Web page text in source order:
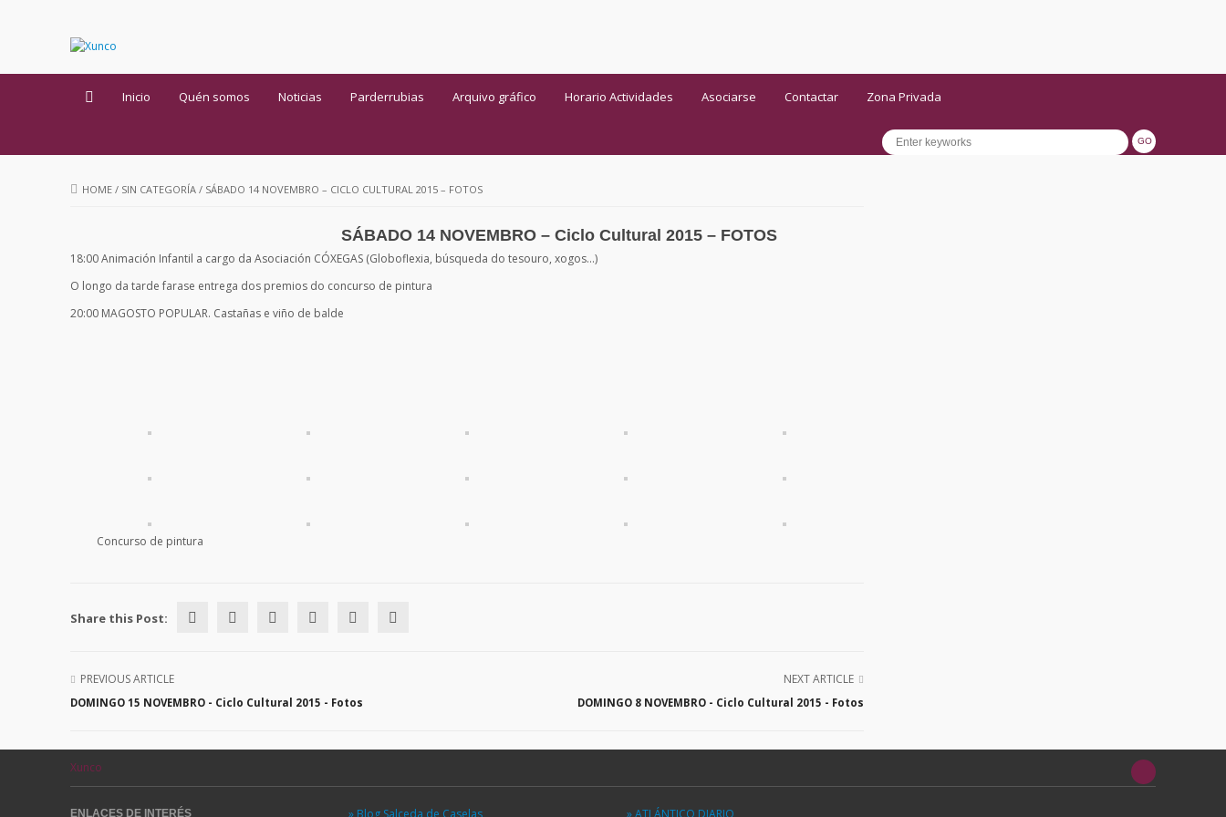
Inicio Quén somos Noticias Parderrubias Arquivo gráfico Horario Actividades Asociarse Contactar Zona Privada
HOME / SIN CATEGORÍA / SÁBADO 14 NOVEMBRO – CICLO CULTURAL 2015 – FOTOS
SÁBADO 14 NOVEMBRO – Ciclo Cultural 2015 – FOTOS
18:00 Animación Infantil a cargo da Asociación CÓXEGAS (Globoflexia, búsqueda do tesouro, xogos…)
O longo da tarde farase entrega dos premios do concurso de pintura
20:00 MAGOSTO POPULAR. Castañas e viño de balde
Concurso de pintura
Share this Post:
PREVIOUS ARTICLE
DOMINGO 15 NOVEMBRO - Ciclo Cultural 2015 - Fotos
NEXT ARTICLE
DOMINGO 8 NOVEMBRO - Ciclo Cultural 2015 - Fotos
Xunco
ENLACES DE INTERÉS » Blog Salceda de Caselas » ATLÁNTICO DIARIO